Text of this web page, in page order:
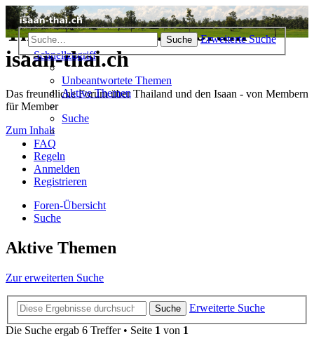
Suche Erweiterte Suche
Thailand & Isaan Forum -
isaan-thai.ch
Das freundliche Forum über Thailand und den Isaan - von Membern
für Member
Zum Inhalt
Schnellzugriff
Unbeantwortete Themen
Aktive Themen
Suche
FAQ
Regeln
Anmelden
Registrieren
Foren-Übersicht
Suche
Aktive Themen
Zur erweiterten Suche
Suche
Erweiterte Suche
Die Suche ergab 6 Treffer • Seite 1 von 1